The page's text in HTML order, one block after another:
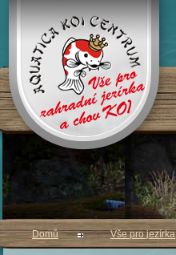
Domů Vše pro jezírka